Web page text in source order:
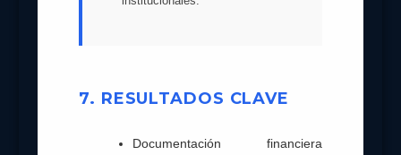
7. RESULTADOS CLAVE
Documentación financiera